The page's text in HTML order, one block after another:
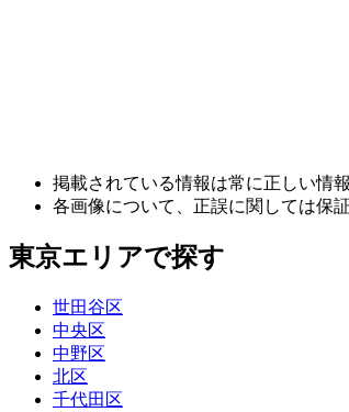
掲載されている情報は常に正しい情
各画像について、正誤に関しては保
東京エリアで探す
世田谷区
中央区
中野区
北区
千代田区